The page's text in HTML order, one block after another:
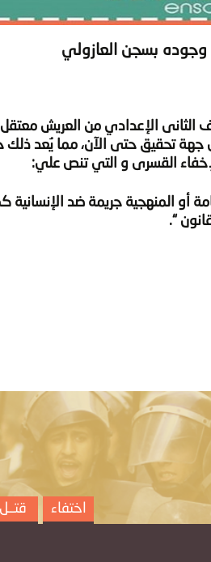
وجوده بسجن العازولي
القسرى و التي تنص علي:
أو المنهجية جريمة ضد الإنسانية
“.
اختفاء قتــل